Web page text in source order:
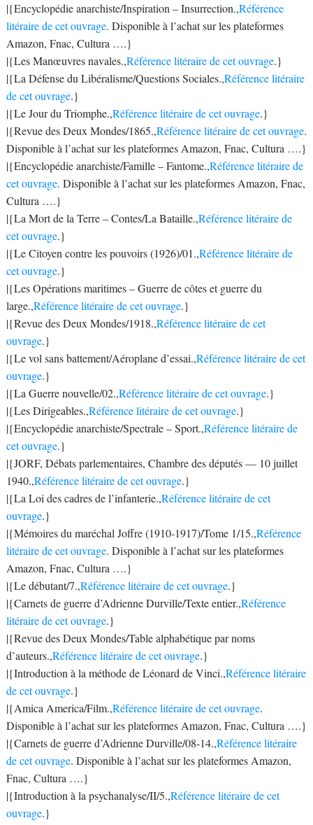
|{Encyclopédie anarchiste/Inspiration – Insurrection.,Référence
litéraire de cet ouvrage. Disponible à l’achat sur les plateformes
Amazon, Fnac, Cultura ….}
|{Les Manœuvres navales.,Référence litéraire de cet ouvrage.}
|{La Défense du Libéralisme/Questions Sociales.,Référence litéraire
de cet ouvrage.}
|{Le Jour du Triomphe.,Référence litéraire de cet ouvrage.}
|{Revue des Deux Mondes/1865.,Référence litéraire de cet ouvrage.
Disponible à l’achat sur les plateformes Amazon, Fnac, Cultura ….}
|{Encyclopédie anarchiste/Famille – Fantome.,Référence litéraire de
cet ouvrage. Disponible à l’achat sur les plateformes Amazon, Fnac,
Cultura ….}
|{La Mort de la Terre – Contes/La Bataille.,Référence litéraire de
cet ouvrage.}
|{Le Citoyen contre les pouvoirs (1926)/01.,Référence litéraire de
cet ouvrage.}
|{Les Opérations maritimes – Guerre de côtes et guerre du
large.,Référence litéraire de cet ouvrage.}
|{Revue des Deux Mondes/1918.,Référence litéraire de cet
ouvrage.}
|{Le vol sans battement/Aéroplane d’essai.,Référence litéraire de cet
ouvrage.}
|{La Guerre nouvelle/02.,Référence litéraire de cet ouvrage.}
|{Les Dirigeables.,Référence litéraire de cet ouvrage.}
|{Encyclopédie anarchiste/Spectrale – Sport.,Référence litéraire de
cet ouvrage.}
|{JORF, Débats parlementaires, Chambre des députés — 10 juillet
1940.,Référence litéraire de cet ouvrage.}
|{La Loi des cadres de l’infanterie.,Référence litéraire de cet
ouvrage.}
|{Mémoires du maréchal Joffre (1910-1917)/Tome 1/15.,Référence
litéraire de cet ouvrage. Disponible à l’achat sur les plateformes
Amazon, Fnac, Cultura ….}
|{Le débutant/7.,Référence litéraire de cet ouvrage.}
|{Carnets de guerre d’Adrienne Durville/Texte entier.,Référence
litéraire de cet ouvrage.}
|{Revue des Deux Mondes/Table alphabétique par noms
d’auteurs.,Référence litéraire de cet ouvrage.}
|{Introduction à la méthode de Léonard de Vinci.,Référence litéraire
de cet ouvrage.}
|{Amica America/Film.,Référence litéraire de cet ouvrage.
Disponible à l’achat sur les plateformes Amazon, Fnac, Cultura ….}
|{Carnets de guerre d’Adrienne Durville/08-14.,Référence litéraire
de cet ouvrage. Disponible à l’achat sur les plateformes Amazon,
Fnac, Cultura ….}
|{Introduction à la psychanalyse/II/5.,Référence litéraire de cet
ouvrage.}